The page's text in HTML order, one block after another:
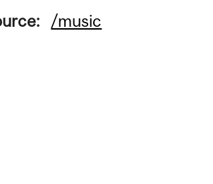
/music